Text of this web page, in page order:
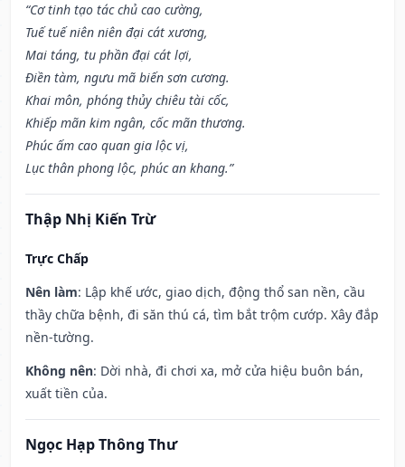
“Cơ tinh tạo tác chủ cao cường,
Tuế tuế niên niên đại cát xương,
Mai táng, tu phần đại cát lợi,
Điền tàm, ngưu mã biến sơn cương.
Khai môn, phóng thủy chiêu tài cốc,
Khiếp mãn kim ngân, cốc mãn thương.
Phúc ấm cao quan gia lộc vị,
Lục thân phong lộc, phúc an khang.”
Thập Nhị Kiến Trừ
Trực Chấp
Nên làm: Lập khế ước, giao dịch, động thổ san nền, cầu
thầy chữa bệnh, đi săn thú cá, tìm bắt trộm cướp. Xây đắp
nền-tường.
Không nên: Dời nhà, đi chơi xa, mở cửa hiệu buôn bán,
xuất tiền của.
Ngọc Hạp Thông Thư